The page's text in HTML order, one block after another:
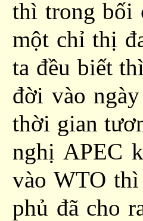
thì trong bối
một chỉ thị
ta đều biết
đời vào
thời gian
nghị APEC
vào WTO
phủ đã cho